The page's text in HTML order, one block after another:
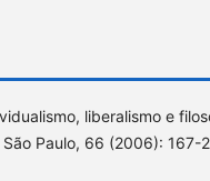
liberalismo e
Paulo, 66 (2006): 167-